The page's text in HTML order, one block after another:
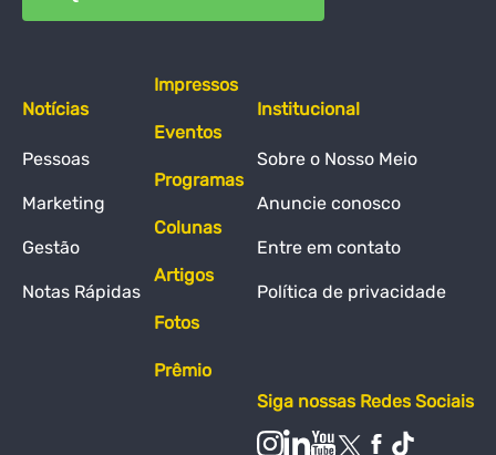
Notícias
Pessoas
Marketing
Gestão
Notas Rápidas
Impressos
Eventos
Programas
Colunas
Artigos
Fotos
Prêmio
Institucional
Sobre o Nosso Meio
Anuncie conosco
Entre em contato
Política de privacidade
Siga nossas Redes Sociais